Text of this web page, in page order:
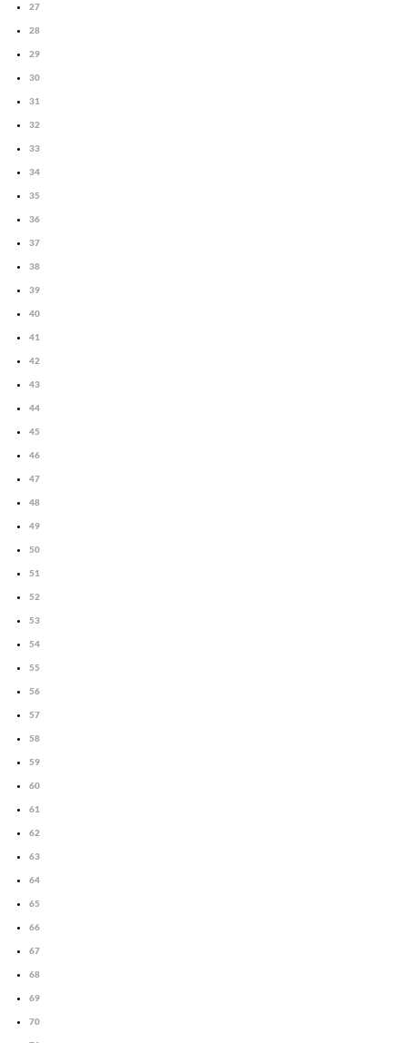
27
28
29
30
31
32
33
34
35
36
37
38
39
40
41
42
43
44
45
46
47
48
49
50
51
52
53
54
55
56
57
58
59
60
61
62
63
64
65
66
67
68
69
70